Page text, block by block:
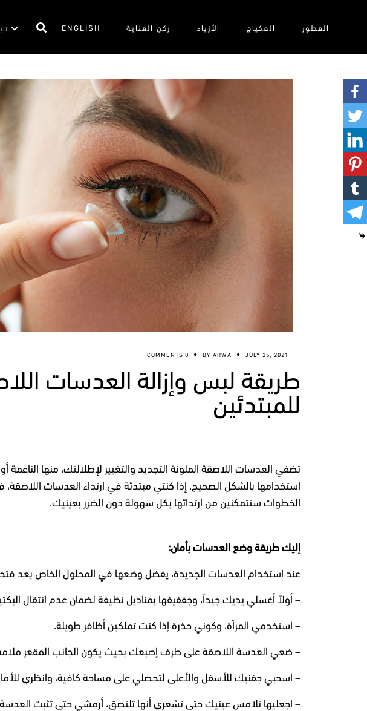
ENGLISH ركن العناية الأزياء‎ المكياج العطور
JULY 25, 2021
BY ARWA
0 COMMENTS
طريقة لبس وإزالة العدسات
للمبتدئين
تضفي العدسات اللاصقة الملونة التجديد والتغيير لإطلالتك، منها
استخدامها بالشكل الصحيح. إذا كنتي مبتدئة في ارتداء العدسات
الخطوات ستتمكنين من ارتدائها بكل سهولة دون الضرر بعينيك.
إليك طريقة وضع العدسات بأمان:
عند استخدام العدسات الجديدة، يفضل وضعها في المحلول الخاص بعد
– أولاً أغسلي يديك جيداً، وجففيفها بمناديل نظيفة لضمان عدم انتقال
– استخدمي المرآة، وكوني حذرة إذا كنت تملكين أظافر طويلة.
– ضعي العدسة اللاصقة على طرف إصبعك بحيث يكون الجانب المقعر
– اسحبي جفنيك للأسفل والأعلى لتحصلي على مساحة كافية، وانظري
– اجعليها تلامس عينيك حتى تشعري أنها تلتصق، أرمشي حتى تثبت العدسة